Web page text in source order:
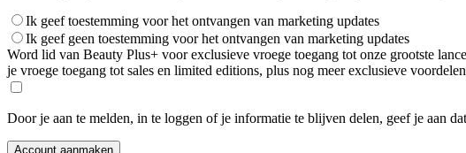
Ik geef toestemming voor het ontvangen van marketing updates
Ik geef geen toestemming voor het ontvangen van marketing updates
Word lid van Beauty Plus+ voor exclusieve vroege toegang tot onze grootste
je vroege toegang tot sales en limited editions, plus nog meer exclusieve
Door je aan te melden, in te loggen of je informatie te blijven delen, geef je aan
Account aanmaken